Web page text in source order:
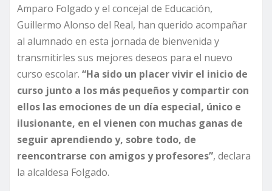
Amparo Folgado y el concejal de Educación,
Guillermo Alonso del Real, han querido acompañar
al alumnado en esta jornada de bienvenida y
transmitirles sus mejores deseos para el nuevo
curso escolar. “Ha sido un placer vivir el inicio de
curso junto a los más pequeños y compartir con
ellos las emociones de un día especial, único e
ilusionante, en el vienen con muchas ganas de
seguir aprendiendo y, sobre todo, de
reencontrarse con amigos y profesores”, declara
la alcaldesa Folgado.